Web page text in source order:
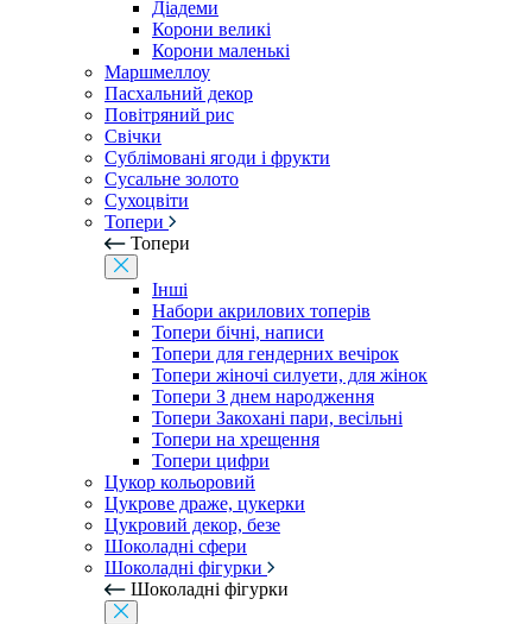
Діадеми
Корони великі
Корони маленькі
Маршмеллоу
Пасхальний декор
Повітряний рис
Свічки
Сублімовані ягоди і фрукти
Сусальне золото
Сухоцвіти
Топери
Топери
Інші
Набори акрилових топерів
Топери бічні, написи
Топери для гендерних вечірок
Топери жіночі силуети, для жінок
Топери З днем ​​народження
Топери Закохані пари, весільні
Топери на хрещення
Топери цифри
Цукор кольоровий
Цукрове драже, цукерки
Цукровий декор, безе
Шоколадні сфери
Шоколадні фігурки
Шоколадні фігурки